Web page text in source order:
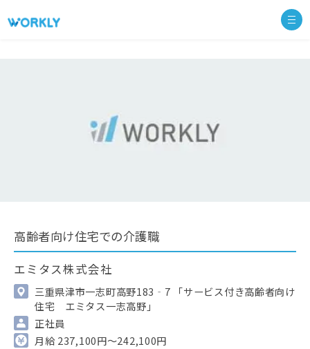
高齢者向け住宅での介護職
エミタス株式会社
三重県津市一志町高野183‐7 「サービス付き高齢者向け
住宅 エミタス一志高野」
正社員
月給 237,100円～242,100円